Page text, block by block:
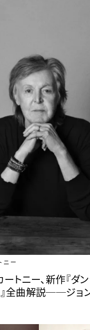
ニー
トニー、新作『ダ
全曲解説──ジョ